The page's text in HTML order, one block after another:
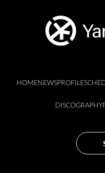
HOMENEWSPROFILE
DISCOGRAPHY